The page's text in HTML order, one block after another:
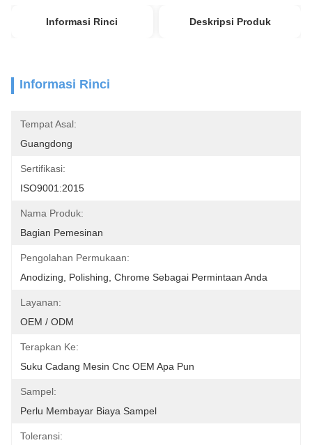
Informasi Rinci Deskripsi Produk
Informasi Rinci
Tempat Asal:
Guangdong
Sertifikasi:
ISO9001:2015
Nama Produk:
Bagian Pemesinan
Pengolahan Permukaan:
Anodizing, Polishing, Chrome Sebagai Permintaan Anda
Layanan:
OEM / ODM
Terapkan Ke:
Suku Cadang Mesin Cnc OEM Apa Pun
Sampel:
Perlu Membayar Biaya Sampel
Toleransi: